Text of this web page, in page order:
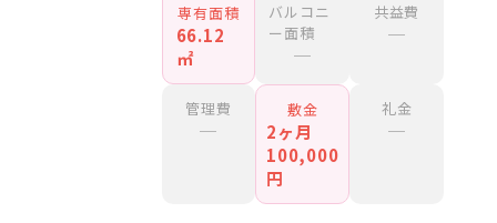
専有面積
66.12
㎡
バルコニ
ー面積
─
共益費
─
管理費
─
敷金
2ヶ月
100,000
円
礼金
─